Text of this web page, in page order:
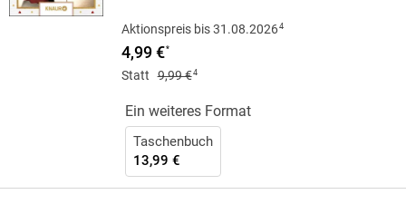
Aktionspreis bis 31.08.20264
4,99 €*
Statt 9,99 €4
Ein weiteres Format
Taschenbuch
13,99 €